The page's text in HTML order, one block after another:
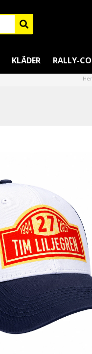
KLÄDER RALLY-